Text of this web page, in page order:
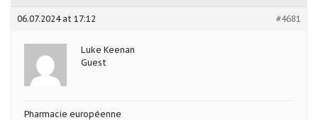
06.07.2024 at 17:12 #4681
Luke Keenan
Guest
Pharmacie européenne